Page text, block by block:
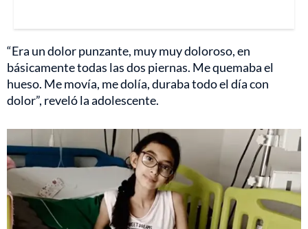
“Era un dolor punzante, muy muy doloroso, en
básicamente todas las dos piernas. Me quemaba el
hueso. Me movía, me dolía, duraba todo el día con
dolor”, reveló la adolescente.